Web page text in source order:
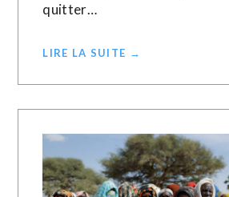
quitter…
LIRE LA SUITE →